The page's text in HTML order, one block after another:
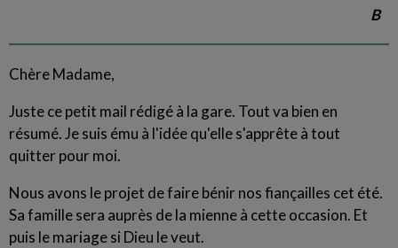
B
Chère Madame,
Juste ce petit mail rédigé à la gare. Tout va bien en
résumé. Je suis ému à l'idée qu'elle s'apprête à tout
quitter pour moi.
Nous avons le projet de faire bénir nos fiançailles cet été.
Sa famille sera auprès de la mienne à cette occasion. Et
puis le mariage si Dieu le veut.